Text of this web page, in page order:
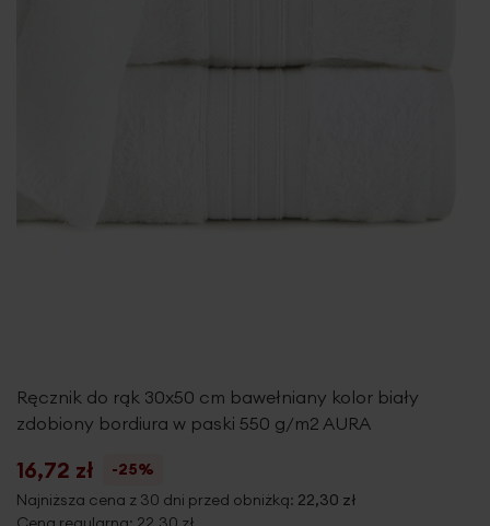
Ręcznik do rąk 30x50 cm bawełniany kolor biały
zdobiony bordiura w paski 550 g/m2 AURA
16,72 zł
-25%
Najniższa cena z 30 dni przed obniżką: 22,30 zł